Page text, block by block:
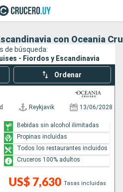
con Oceania
de búsqueda:
- Fiordos y Escandinavia
Ordenar
Reykjavik 13/06/2028
US$ 7,630 Tasas incluidas
Bebidas sin alcohol ilimitadas
Propinas incluidas
Todos los restaurantes incluidos
Cruceros 100% adultos